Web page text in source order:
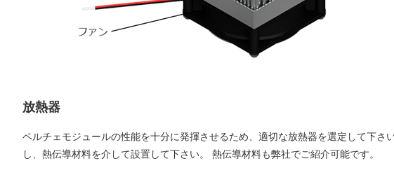
放熱器
ペルチェモジュールの性能を十分に発揮させるため、適切な放熱器を選定して下
し、熱伝導材料を介して設置して下さい。 熱伝導材料も弊社でご紹介可能です。